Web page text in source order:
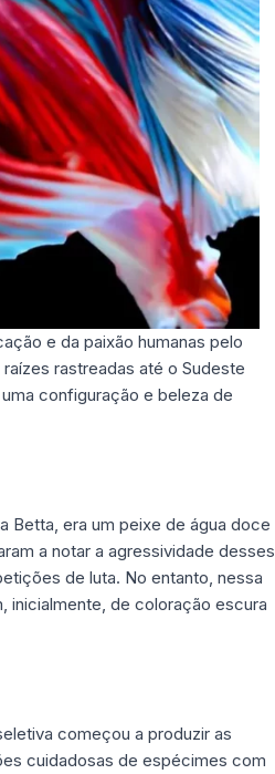
e da paixão humanas pelo
rastreadas até o Sudeste
configuração e beleza de
Betta, era um peixe de água doce
a notar a agressividade desses
de luta. No entanto, nessa
inicialmente, de coloração escura
começou a produzir as
cuidadosas de espécimes com